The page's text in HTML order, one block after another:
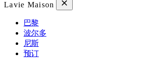
Lavie Maison
巴黎
波尔多
尼斯
预订